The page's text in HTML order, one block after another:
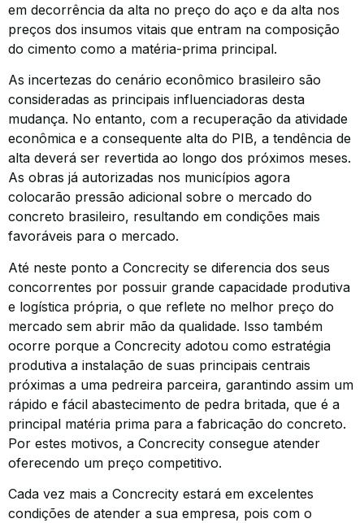
em decorrência da alta no preço do aço e da alta nos
preços dos insumos vitais que entram na composição
do cimento como a matéria-prima principal.
As incertezas do cenário econômico brasileiro são
consideradas as principais influenciadoras desta
mudança. No entanto, com a recuperação da atividade
econômica e a consequente alta do PIB, a tendência de
alta deverá ser revertida ao longo dos próximos meses.
As obras já autorizadas nos municípios agora
colocarão pressão adicional sobre o mercado do
concreto brasileiro, resultando em condições mais
favoráveis para o mercado.
Até neste ponto a Concrecity se diferencia dos seus
concorrentes por possuir grande capacidade produtiva
e logística própria, o que reflete no melhor preço do
mercado sem abrir mão da qualidade. Isso também
ocorre porque a Concrecity adotou como estratégia
produtiva a instalação de suas principais centrais
próximas a uma pedreira parceira, garantindo assim um
rápido e fácil abastecimento de pedra britada, que é a
principal matéria prima para a fabricação do concreto.
Por estes motivos, a Concrecity consegue atender
oferecendo um preço competitivo.
Cada vez mais a Concrecity estará em excelentes
condições de atender a sua empresa, pois com o